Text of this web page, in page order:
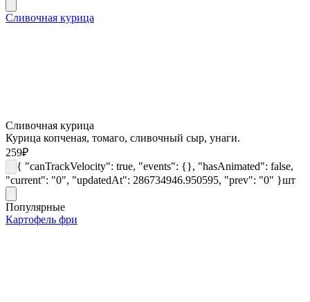
Сливочная курица
Сливочная курица
Курица копченая, томаго, сливочный сыр, унаги.
259₽
{ "canTrackVelocity": true, "events": {}, "hasAnimated": false,
"current": "0", "updatedAt": 286734946.950595, "prev": "0" }шт
Популярные
Картофель фри